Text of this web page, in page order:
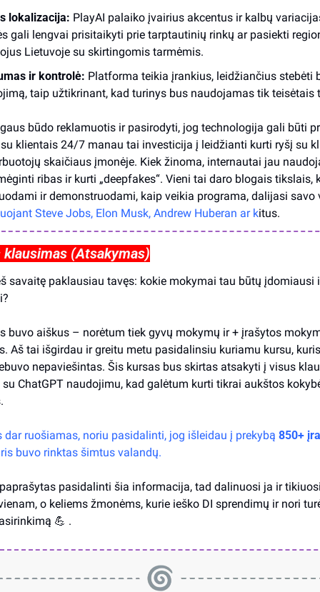
lokalizacija: PlayAI palaiko įvairius akcentus ir kalbų
gali lengvai prisitaikyti prie tarptautinių rinkų ar pasiekti
Lietuvoje su skirtingomis tarmėmis.
ir kontrolė: Platforma teikia įrankius, leidžiančius stebėti
taip užtikrinant, kad turinys bus naudojamas tik teisėtais
būdo reklamuotis ir pasirodyti, jog technologija gali būti
klientais 24/7 manau tai investicija į leidžianti kurti ryšį su
skaičiaus įmonėje. Kiek žinoma, internautai jau
ribas ir kurti „deepfakes“. Vieni tai daro blogais tikslais,
Steve Jobs, Elon Musk, Andrew Huberan ar kitus.
klausimas (Atsakymas)
savaitę paklausiau tavęs: kokie mokymai tau būtų įdomiausi
buvo aiškus – norėtum tiek gyvų mokymų ir + įrašytos
Aš tai išgirdau ir greitu metu pasidalinsiu kuriamu kursu,
nepaviešintas. Šis kursas bus skirtas atsakyti į visus
ChatGPT naudojimu, kad galėtum kurti tikrai aukštos
dar ruošiamas, noriu pasidalinti, jog išleidau į prekybą 850+
buvo rinktas šimtus valandų.
pasidalinti šia informacija, tad dalinuosi ja ir
o keliems žmonėms, kurie ieško DI sprendimų ir nori
💪 .